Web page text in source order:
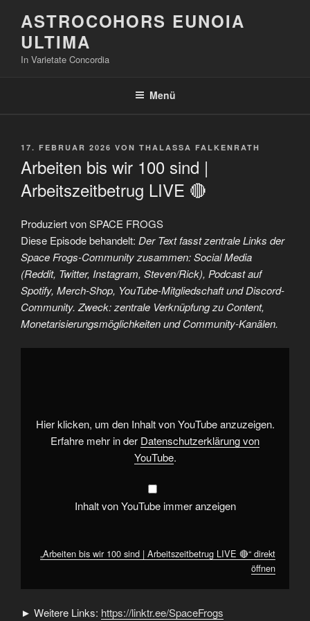
Inhalt
springen
ASTROCOHORS EUNOIA
ULTIMA
In Varietate Concordia
Menü
VERÖFFENTLICHT
17. FEBRUAR 2026 VON THALASSA FALKENRATH
Arbeiten bis wir 100 sind |
Arbeitszeitbetrug LIVE 🔴
Produziert von SPACE FROGS
Diese Episode behandelt: Der Text fasst zentrale Links der
Space Frogs-Community zusammen: Social Media
(Reddit, Twitter, Instagram, Steven/Rick), Podcast auf
Spotify, Merch-Shop, YouTube-Mitgliedschaft und Discord-
Community. Zweck: zentrale Verknüpfung zu Content,
Monetarisierungsmöglichkeiten und Community-Kanälen.
„Arbeiten
LIVE
YouTube
Hier klicken, um den Inhalt von YouTube anzuzeigen.
Erfahre mehr in der Datenschutzerklärung von
YouTube.
Inhalt von YouTube immer anzeigen
„Arbeiten bis wir 100 sind | Arbeitszeitbetrug LIVE 🔴“ direkt
öffnen
► Weitere Links: https://linktr.ee/SpaceFrogs